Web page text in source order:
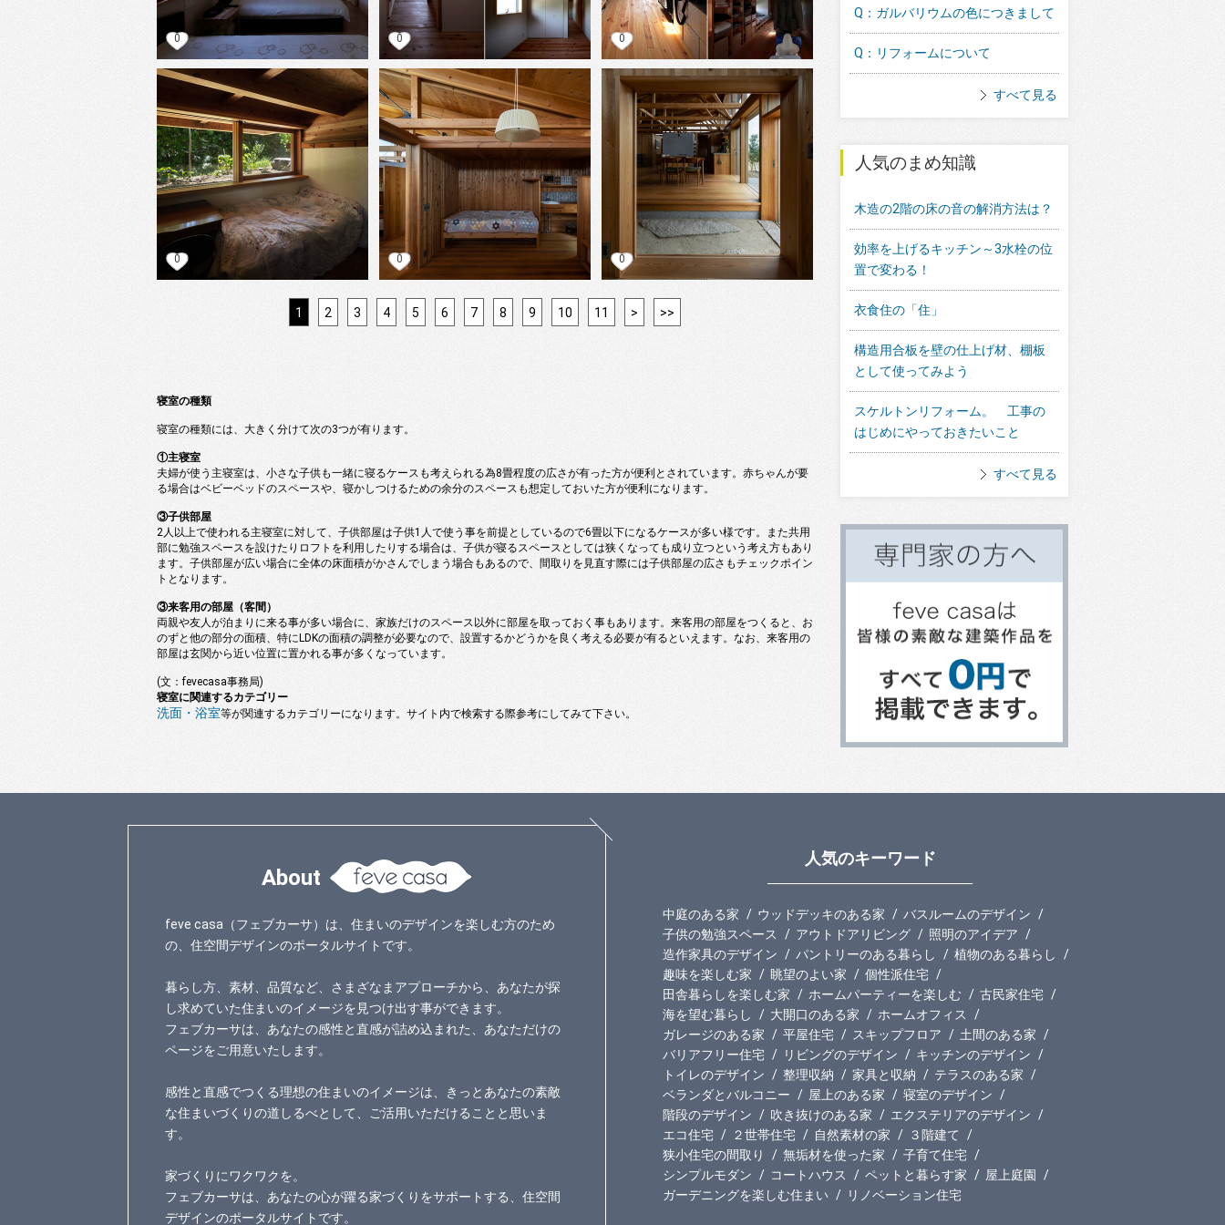
0 0 0
0 0 0
1 2 3 4 5 6 7 8 9 10 11 > >>
寝室の種類
寝室の種類には、大きく分けて次の3つが有ります。
①主寝室
夫婦が使う主寝室は、小さな子供も一緒に寝るケースも考えられる為8畳程度の広さが有った方が便利とされています。赤ちゃんが要
る場合はベビーベッドのスペースや、寝かしつけるための余分のスペースも想定しておいた方が便利になります。
③子供部屋
2人以上で使われる主寝室に対して、子供部屋は子供1人で使う事を前提としているので6畳以下になるケースが多い様です。また共用
部に勉強スペースを設けたりロフトを利用したりする場合は、子供が寝るスペースとしては狭くなっても成り立つという考え方もあり
ます。子供部屋が広い場合に全体の床面積がかさんでしまう場合もあるので、間取りを見直す際には子供部屋の広さもチェックポイン
トとなります。
③来客用の部屋（客間）
両親や友人が泊まりに来る事が多い場合に、家族だけのスペース以外に部屋を取っておく事もあります。来客用の部屋をつくると、お
のずと他の部分の面積、特にLDKの面積の調整が必要なので、設置するかどうかを良く考える必要が有るといえます。なお、来客用の
部屋は玄関から近い位置に置かれる事が多くなっています。
(文：fevecasa事務局)
寝室に関連するカテゴリー
洗面・浴室等が関連するカテゴリーになります。サイト内で検索する際参考にしてみて下さい。
Q：ガルバリウムの色につきまして
Q：リフォームについて
すべて見る
人気のまめ知識
木造の2階の床の音の解消方法は？
効率を上げるキッチン～3水栓の位
置で変わる！
衣食住の「住」
構造用合板を壁の仕上げ材、棚板
として使ってみよう
スケルトンリフォーム。 工事の
はじめにやっておきたいこと
すべて見る
About
feve casa（フェブカーサ）は、住まいのデザインを楽しむ方のため
の、住空間デザインのポータルサイトです。
暮らし方、素材、品質など、さまざなまアプローチから、あなたが探
し求めていた住まいのイメージを見つけ出す事ができます。
フェブカーサは、あなたの感性と直感が詰め込まれた、あなただけの
ページをご用意いたします。
感性と直感でつくる理想の住まいのイメージは、きっとあなたの素敵
な住まいづくりの道しるべとして、ご活用いただけることと思いま
す。
家づくりにワクワクを。
フェブカーサは、あなたの心が躍る家づくりをサポートする、住空間
デザインのポータルサイトです。
人気のキーワード
中庭のある家 ウッドデッキのある家
バスルームのデザイン
子供の勉強スペース
アウトドアリビング
照明のアイデア
造作家具のデザイン
パントリーのある暮らし
植物のある暮らし
趣味を楽しむ家
眺望のよい家
個性派住宅
田舎暮らしを楽しむ家
ホームパーティーを楽しむ
古民家住宅
海を望む暮らし
大開口のある家
ホームオフィス
ガレージのある家
平屋住宅 スキップフロア
土間のある家
バリアフリー住宅
リビングのデザイン
キッチンのデザイン
トイレのデザイン
整理収納 家具と収納
テラスのある家
ベランダとバルコニー
屋上のある家
寝室のデザイン
階段のデザイン
吹き抜けのある家
エクステリアのデザイン
エコ住宅
２世帯住宅 自然素材の家
３階建て
狭小住宅の間取り
無垢材を使った家
子育て住宅
シンプルモダン
コートハウス ペットと暮らす家
屋上庭園
ガーデニングを楽しむ住まい
リノベーション住宅